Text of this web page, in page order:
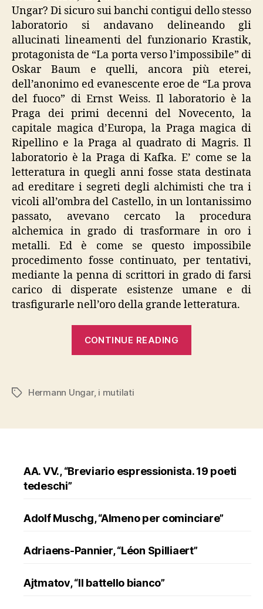
Ungar? Di sicuro sui banchi contigui dello stesso
laboratorio si andavano delineando gli
allucinati lineamenti del funzionario Krastik,
protagonista de “La porta verso l’impossibile” di
Oskar Baum e quelli, ancora più eterei,
dell’anonimo ed evanescente eroe de “La prova
del fuoco” di Ernst Weiss. Il laboratorio è la
Praga dei primi decenni del Novecento, la
capitale magica d’Europa, la Praga magica di
Ripellino e la Praga al quadrato di Magris. Il
laboratorio è la Praga di Kafka. E’ come se la
letteratura in quegli anni fosse stata destinata
ad ereditare i segreti degli alchimisti che tra i
vicoli all’ombra del Castello, in un lontanissimo
passato, avevano cercato la procedura
alchemica in grado di trasformare in oro i
metalli. Ed è come se questo impossibile
procedimento fosse continuato, per tentativi,
mediante la penna di scrittori in grado di farsi
carico di disperate esistenze umane e di
trasfigurarle nell’oro della grande letteratura.
CONTINUE READING
TagsHermann Ungar, i mutilati
AA. VV., “Breviario espressionista. 19 poeti
tedeschi”
Adolf Muschg, “Almeno per cominciare”
Adriaens-Pannier, “Léon Spilliaert”
Ajtmatov, “Il battello bianco”